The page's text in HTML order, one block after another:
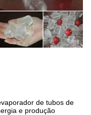
de tubos de
e produção